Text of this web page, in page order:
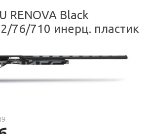
RENOVA Black
76/710 инерц. пластик